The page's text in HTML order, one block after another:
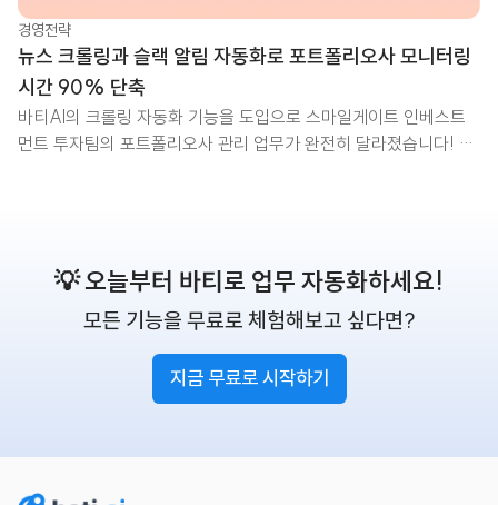
경영전략
뉴스 크롤링과 슬랙 알림 자동화로 포트폴리오사 모니터링
시간 90% 단축
바티AI의 크롤링 자동화 기능을 도입으로 스마일게이트 인베스트
먼트 투자팀의 포트폴리오사 관리 업무가 완전히 달라졌습니다! 이
💡 오늘부터 바티로 업무 자동화하세요!
모든 기능을 무료로 체험해보고 싶다면?
지금 무료로 시작하기